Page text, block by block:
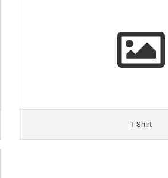
T-Shirt